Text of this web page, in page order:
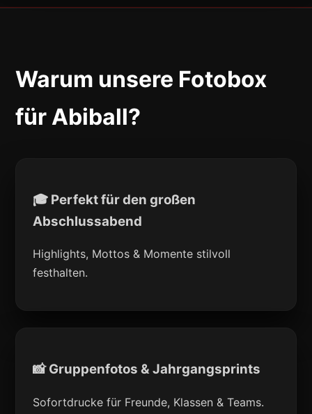
Warum unsere Fotobox
für Abiball?
🎓 Perfekt für den großen
Abschlussabend
Highlights, Mottos & Momente stilvoll
festhalten.
📸 Gruppenfotos & Jahrgangsprints
Sofortdrucke für Freunde, Klassen & Teams.